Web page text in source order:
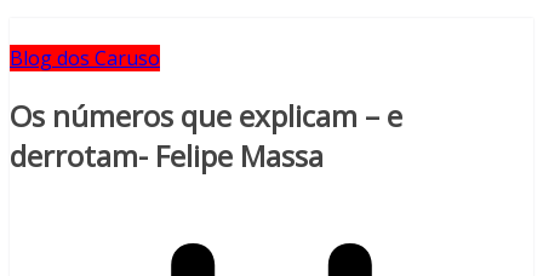
Blog dos Caruso
Os números que explicam – e
derrotam- Felipe Massa